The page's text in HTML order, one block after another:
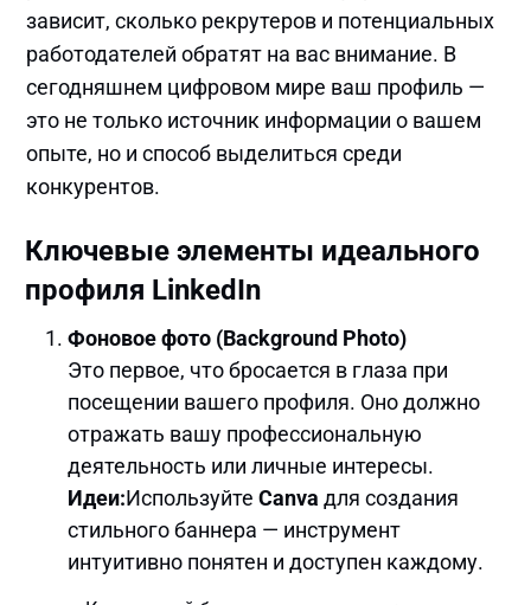
зависит, сколько рекрутеров и потенциальных
работодателей обратят на вас внимание. В
сегодняшнем цифровом мире ваш профиль —
это не только источник информации о вашем
опыте, но и способ выделиться среди
конкурентов.
Ключевые элементы идеального
профиля LinkedIn
Фоновое фото (Background Photo)
Это первое, что бросается в глаза при
посещении вашего профиля. Оно должно
отражать вашу профессиональную
деятельность или личные интересы.
Идеи:ИспользуйтеCanva для создания
стильного баннера — инструмент
интуитивно понятен и доступен каждому.